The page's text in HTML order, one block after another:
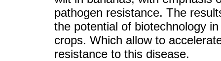
pathogen resistance. The
the potential of biotechnology
crops. Which allow to
resistance to this disease.